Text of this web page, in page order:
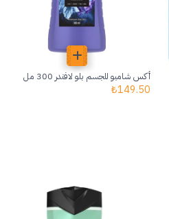
أكس شامبو للجسم بلو لافندر 300 مل
149.50
₺